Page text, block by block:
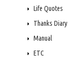
Life Quotes
Thanks Diary
Manual
ETC